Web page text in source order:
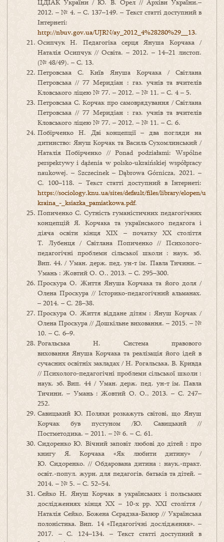
ЦДІАК України / Ю. В. Орел // Архіви України.–
2012. – № 4. – С. 137–149. – Текст статті доступний в
Інтернеті:
http://nbuv.gov.ua/UJRN/ay_2012_4%28280%29__13.
Осипчук Н. Педагогіка серця Януша Корчака /
Наталія Осипчук // Освіта. – 2012. – 14–21 листоп.
(№ 48/49). – С. 13.
Петровська С. Київ Януша Корчака / Світлана
Петровська // 77 Меридіан : газ. учнів та вчителів
Кловського ліцею № 77. – 2012. – № 11. – С. 4 – 5.
Петровська С. Корчак про самоврядування / Світлана
Петровська // 77 Меридіан : газ. учнів та вчителів
Кловського ліцею № 77. – 2012. – № 11. – С. 6.
Побірченко Н. Дві концепції – два погляди на
дитинство: Януш Корчак та Василь Сухомлинський /
Наталія Побірченко // Ponad podziałami: Wspólne
perspektywy i dążenia w polsko-ukraińskiej współpracy
naukowej. – Szczecinek – Dąbrowa Górnicza, 2021. –
С. 100–118. – Текст статті доступний в Інтернеті:
https://sociology.knu.ua/sites/default/files/library/elopen/u
kraina_-_ksiazka_pamiatkowa.pdf.
Попиченко С. Сутність гуманістичних педагогічних
концепцій Я. Корчака та українського педагога і
діяча освіти кінця ХІХ – початку ХХ століття
Т. Лубенця / Світлана Попиченко // Психолого-
педагогічні проблеми сільської школи : наук. зб.
Вип. 44. / Уман. держ. пед. ун-т ім. Павла Тичини. –
Умань : Жовтий О. О., 2013. – С. 295–300.
Проскура О. Життя Януша Корчака та його доля /
Олена Проскура // Історико-педагогічний альманах.
– 2014. – С. 28–38.
Проскура О. Життя віддане дітям : Януш Корчак /
Олена Проскура // Дошкільне виховання. – 2015. – №
10. – С. 6–9.
Рогальська Н. Система правового
виховання Януша Корчака та реалізація його ідей в
сучасних освітніх закладах / Н. Рогальська, В. Кривда
// Психолого-педагогічні проблеми сільської школи :
наук. зб. Вип. 44 / Уман. держ. пед. ун-т ім. Павла
Тичини. – Умань : Жовтий О. О., 2013. – С. 247–
252.
Савицький Ю. Поляки розкажуть світові, що Януш
Корчак був пустуном /Ю. Савицький //
Постметодика. – 2011. – № 6. – С. 61.
Сидоренко Ю. Вічний заповіт любові до дітей : про
книгу Я. Корчака «Як любити дитину» /
Ю. Сидоренко. // Обдарована дитина : наук.-практ.
освіт.-попул. журн. для педагогів, батьків та дітей. –
2014. – № 5. – С. 52–54.
Сейко Н. Януш Корчак в українських і польських
дослідженнях кінця ХХ – 10-х рр. ХХІ століття /
Наталія Сейко, Божена Сєрадзка-Базюр // Українська
полоністика. Вип. 14 «Педагогічні дослідження». –
2017. – С. 124–134. – Текст статті доступний в